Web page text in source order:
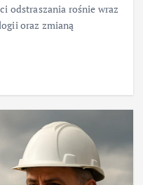
odstraszania rośnie wraz
oraz zmianą